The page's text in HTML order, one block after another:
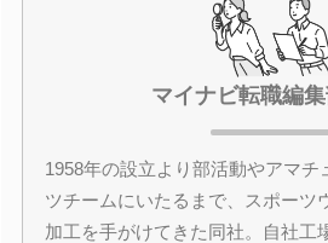
マイナビ転職編集
1958年の設立より部活動やアマチ
ツチームにいたるまで、スポーツ
加工を手がけてきた同社。自社工